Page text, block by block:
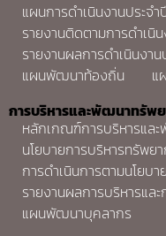
แผนการดำเนินงานประจำ
รายงานติดตามการดำเ
รายงานผลการดำเนินงาน
แผนพัฒนาท้องถิ่น
แ
การบริหารและพัฒนาทรัพ
หลักเกณฑ์การบริหารแล
นโยบายการบริหารทรัพย
การดำเนินการตามนโยบ
รายงานผลการบริหารแ
แผนพัฒนาบุคลากร